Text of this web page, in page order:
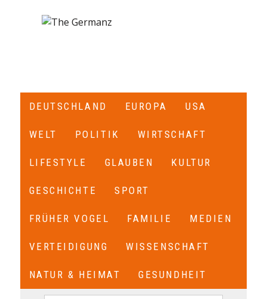
DEUTSCHLAND EUROPA USA
WELT POLITIK WIRTSCHAFT
LIFESTYLE GLAUBEN KULTUR
GESCHICHTE SPORT
FRÜHER VOGEL FAMILIE MEDIEN
VERTEIDIGUNG WISSENSCHAFT
NATUR & HEIMAT GESUNDHEIT